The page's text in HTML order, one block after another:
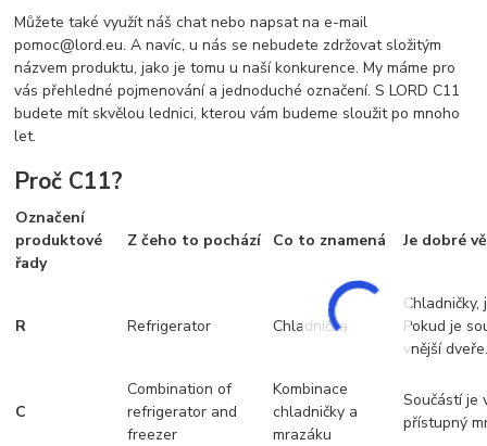
Můžete také využít náš chat nebo napsat na e-mail
pomoc@lord.eu. A navíc, u nás se nebudete zdržovat složitým
názvem produktu, jako je tomu u naší konkurence. My máme pro
vás přehledné pojmenování a jednoduché označení. S LORD C11
budete mít skvělou lednici, kterou vám budeme sloužit po mnoho
let.
Proč C11?
Označení
produktové
řady
Z čeho to pochází Co to znamená Je dobré
R Refrigerator Chladnička
Pokud je
vnější
C
Combination of
refrigerator and
freezer
Kombinace
chladničky a
mrazáku
Součástí je
přístupný